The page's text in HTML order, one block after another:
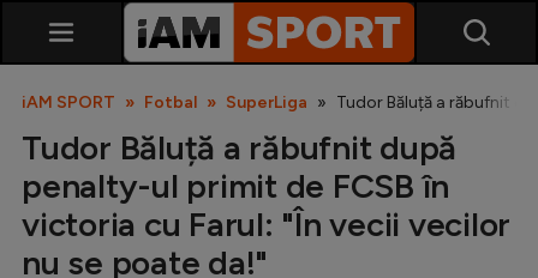
iAM SPORT Fotbal SuperLiga Tudor Băluță a răbufnit
Tudor Băluță a răbufnit după
penalty-ul primit de FCSB în
victoria cu Farul: "În vecii vecilor
nu se poate da!"